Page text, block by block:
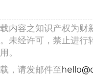
内容之知识产权为财
未经许可，禁止进行
。
，请发邮件至